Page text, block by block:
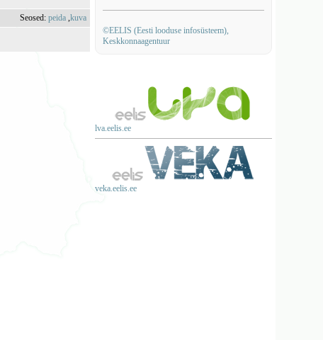
©EELIS (Eesti looduse infosüsteem),
Keskkonnaagentuur
lva.eelis.ee
veka.eelis.ee
Seosed:peida ,kuva